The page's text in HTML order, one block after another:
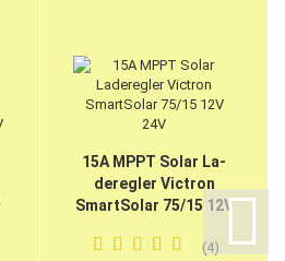
15A MPPT Solar La­
de­reg­ler Vic­tron
Smart­So­lar 75/15 12V
4